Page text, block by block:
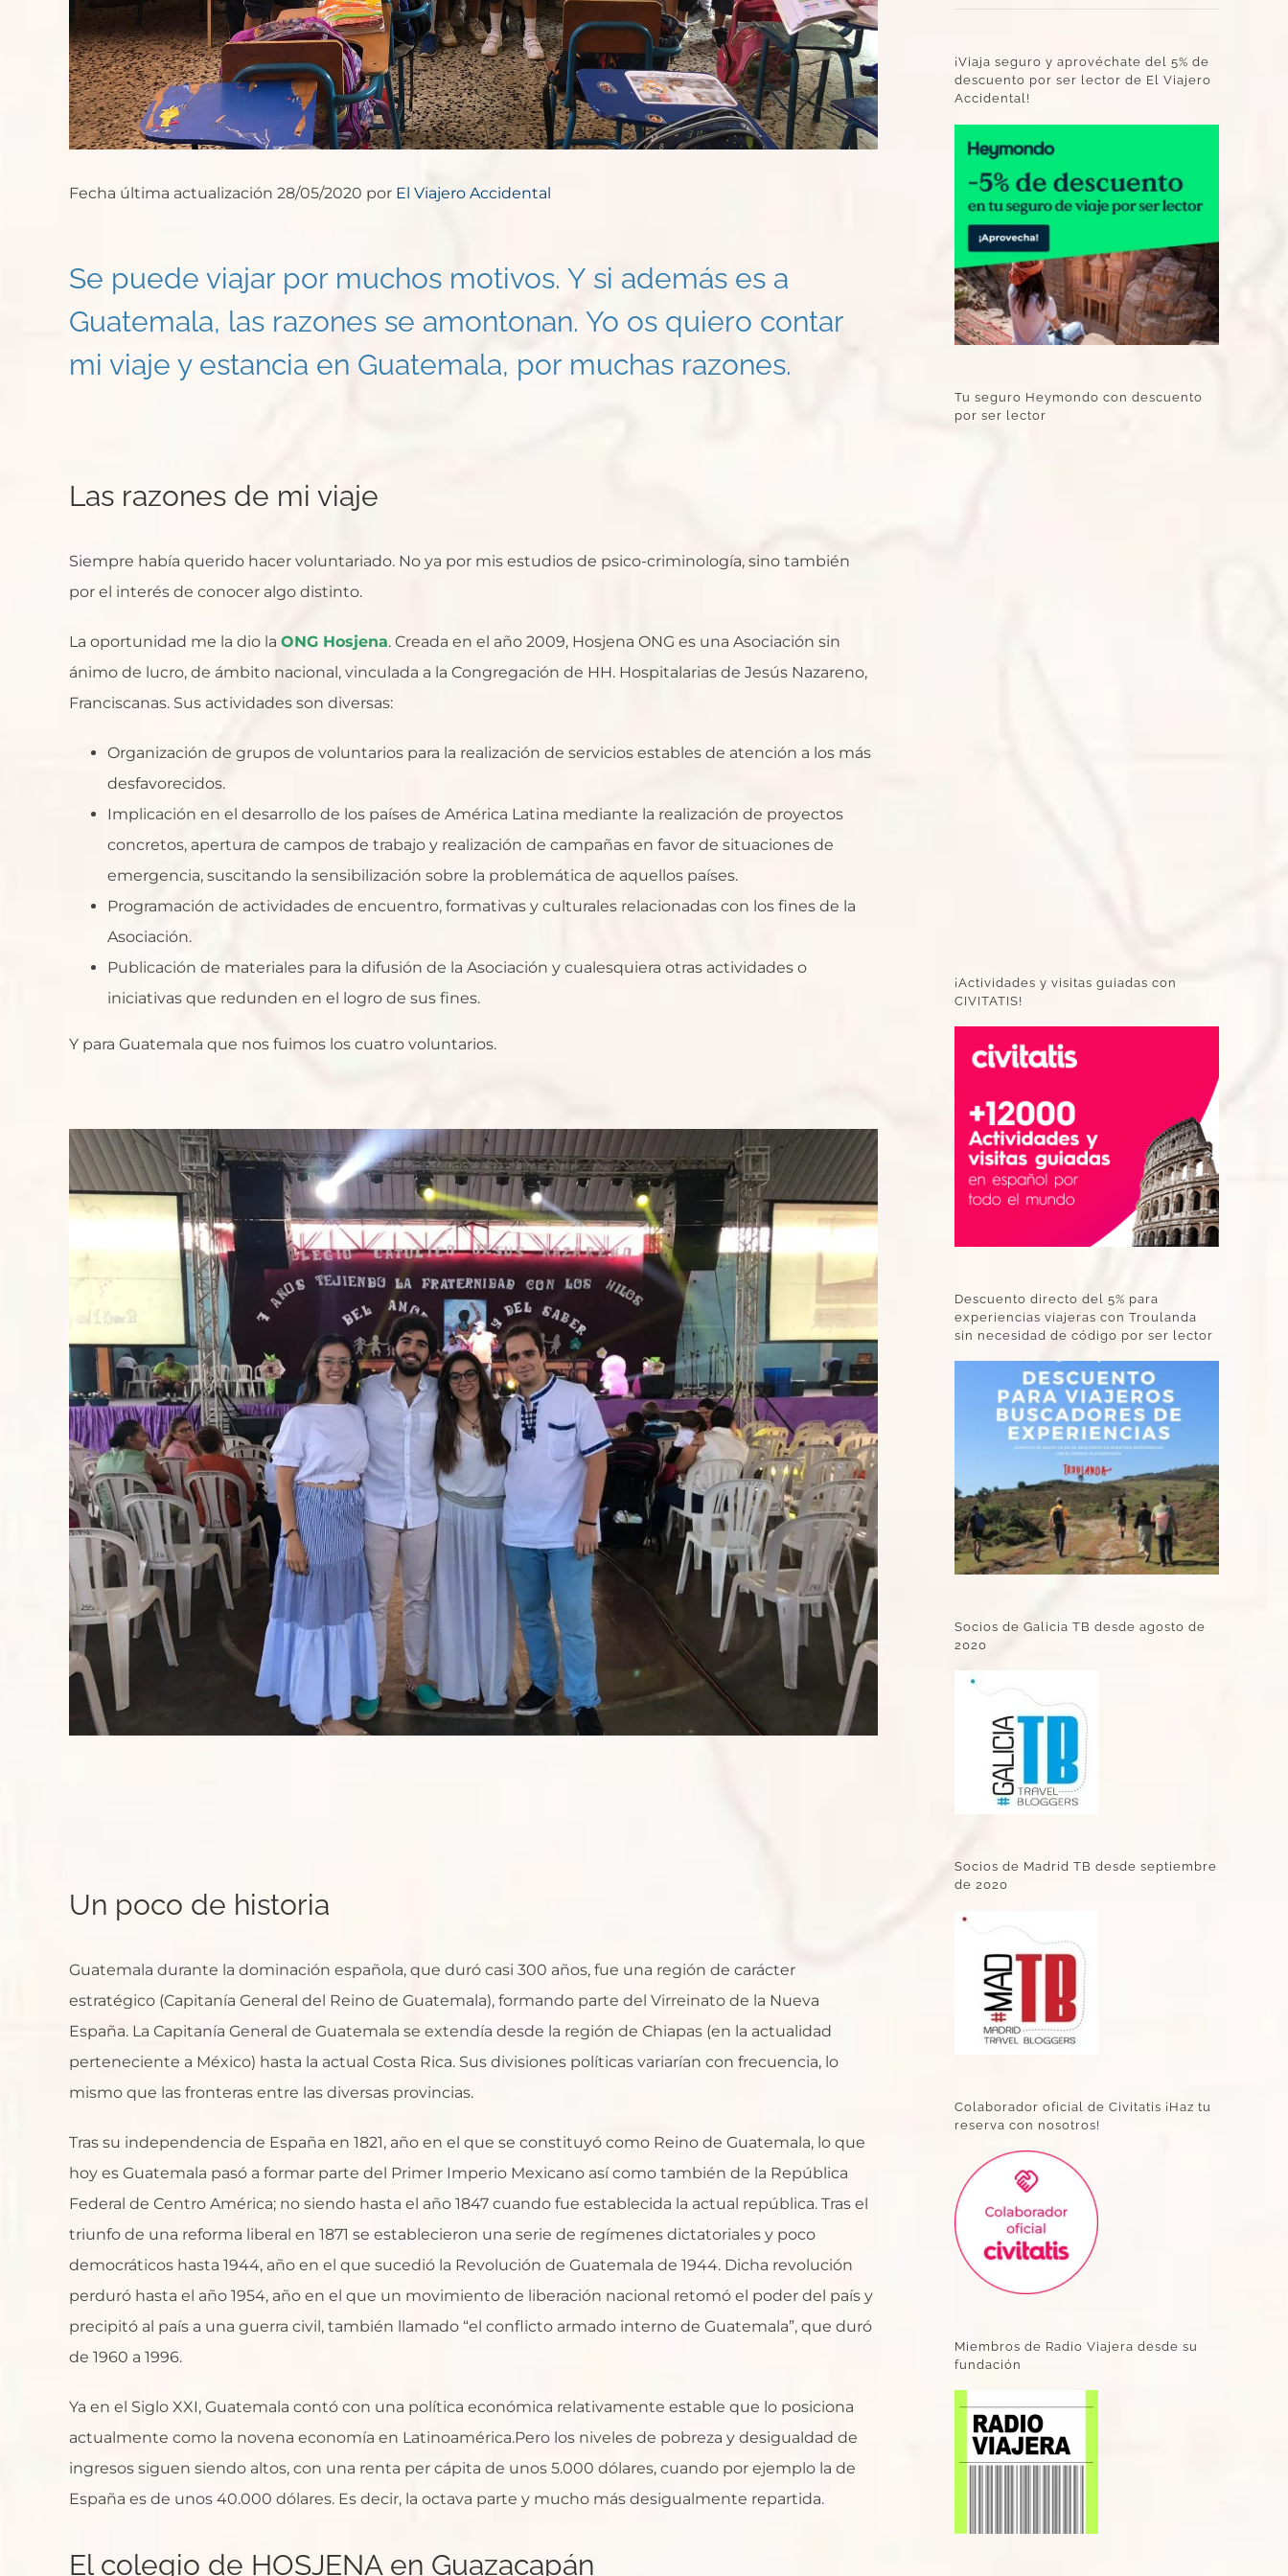
Fecha última actualización 28/05/2020 por El Viajero Accidental
Se puede viajar por muchos motivos. Y si además es a
Guatemala, las razones se amontonan. Yo os quiero contar
mi viaje y estancia en Guatemala, por muchas razones.
Las razones de mi viaje
Siempre había querido hacer voluntariado. No ya por mis estudios de psico-criminología, sino también
por el interés de conocer algo distinto.
La oportunidad me la dio la ONG Hosjena. Creada en el año 2009, Hosjena ONG es una Asociación sin
ánimo de lucro, de ámbito nacional, vinculada a la Congregación de HH. Hospitalarias de Jesús Nazareno,
Franciscanas. Sus actividades son diversas:
Organización de grupos de voluntarios para la realización de servicios estables de atención a los más
desfavorecidos.
Implicación en el desarrollo de los países de América Latina mediante la realización de proyectos
concretos, apertura de campos de trabajo y realización de campañas en favor de situaciones de
emergencia, suscitando la sensibilización sobre la problemática de aquellos países.
Programación de actividades de encuentro, formativas y culturales relacionadas con los fines de la
Asociación.
Publicación de materiales para la difusión de la Asociación y cualesquiera otras actividades o
iniciativas que redunden en el logro de sus fines.
Y para Guatemala que nos fuimos los cuatro voluntarios.
Un poco de historia
Guatemala durante la dominación española, que duró casi 300 años, fue una región de carácter
estratégico (Capitanía General del Reino de Guatemala), formando parte del Virreinato de la Nueva
España. La Capitanía General de Guatemala se extendía desde la región de Chiapas (en la actualidad
perteneciente a México) hasta la actual Costa Rica. Sus divisiones políticas variarían con frecuencia, lo
mismo que las fronteras entre las diversas provincias.
Tras su independencia de España en 1821, año en el que se constituyó como Reino de Guatemala, lo que
hoy es Guatemala pasó a formar parte del Primer Imperio Mexicano así como también de la República
Federal de Centro América; no siendo hasta el año 1847 cuando fue establecida la actual república. Tras el
triunfo de una reforma liberal en 1871 se establecieron una serie de regímenes dictatoriales y poco
democráticos hasta 1944, año en el que sucedió la Revolución de Guatemala de 1944. Dicha revolución
perduró hasta el año 1954, año en el que un movimiento de liberación nacional retomó el poder del país y
precipitó al país a una guerra civil, también llamado “el conflicto armado interno de Guatemala”, que duró
de 1960 a 1996.
Ya en el Siglo XXI, Guatemala contó con una política económica relativamente estable que lo posiciona
actualmente como la novena economía en Latinoamérica.​Pero los niveles de pobreza y desigualdad de
ingresos siguen siendo altos, con una renta per cápita de unos 5.000 dólares, cuando por ejemplo la de
España es de unos 40.000 dólares. Es decir, la octava parte y mucho más desigualmente repartida.
El colegio de HOSJENA en Guazacapán
¡Viaja seguro y aprovéchate del 5% de
descuento por ser lector de El Viajero
Accidental!
Tu seguro Heymondo con descuento
por ser lector
¡Actividades y visitas guiadas con
CIVITATIS!
Descuento directo del 5% para
experiencias viajeras con Troulanda
sin necesidad de código por ser lector
Socios de Galicia TB desde agosto de
2020
Socios de Madrid TB desde septiembre
de 2020
Colaborador oficial de Civitatis ¡Haz tu
reserva con nosotros!
Miembros de Radio Viajera desde su
fundación